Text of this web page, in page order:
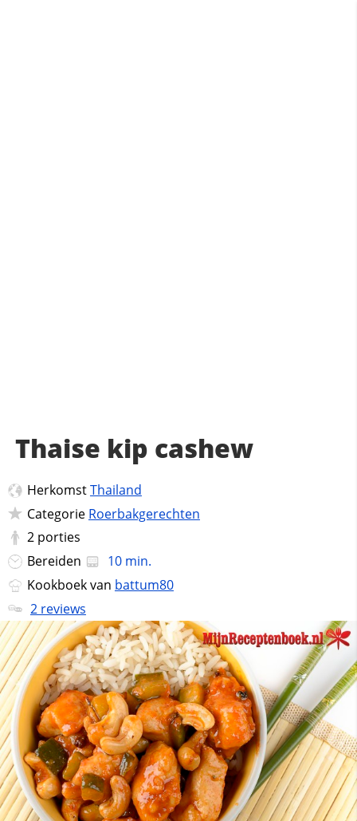
Thaise kip cashew
HerkomstThailand
Categorie Roerbakgerechten
2 porties
Bereiden
10 min.
Kookboek van battum80
2 reviews